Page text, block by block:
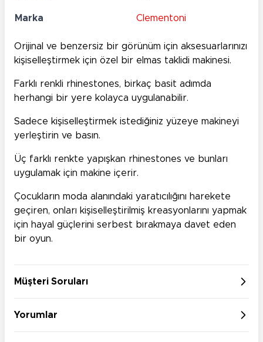
Marka Clementoni
Orijinal ve benzersiz bir görünüm için aksesuarlarınızı
kişiselleştirmek için özel bir elmas taklidi makinesi.
Farklı renkli rhinestones, birkaç basit adımda
herhangi bir yere kolayca uygulanabilir.
Sadece kişiselleştirmek istediğiniz yüzeye makineyi
yerleştirin ve basın.
Üç farklı renkte yapışkan rhinestones ve bunları
uygulamak için makine içerir.
Çocukların moda alanındaki yaratıcılığını harekete
geçiren, onları kişiselleştirilmiş kreasyonlarını yapmak
için hayal güçlerini serbest bırakmaya davet eden
bir oyun.
Müşteri Soruları
Yorumlar